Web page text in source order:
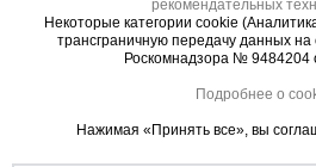
сравнению с круглыми
оптимальным выбором для
требующих устойчивости к
Труба профильная 30x20x1.0
используется в
рекомендательных
Некоторые категории cookie
трансграничную передачу данных
Роскомнадзора № 9484204
Подробнее о
Нажимая «Принять все», вы